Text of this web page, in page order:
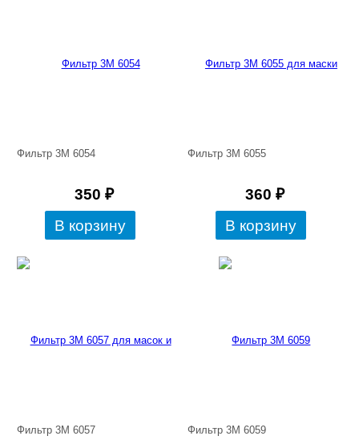
Фильтр 3М 6054
350 ₽
Фильтр 3М 6055
360 ₽
Фильтр 3М 6057 Фильтр 3М 6059